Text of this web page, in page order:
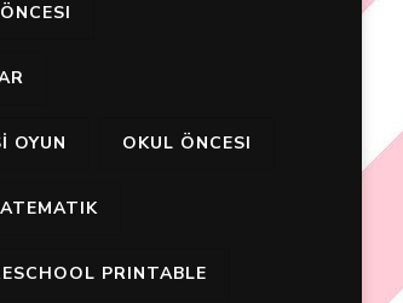
OYUN OKUL ÖNCESI
PRINTABLE